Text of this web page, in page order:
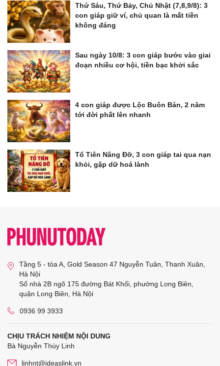
Thứ Sáu, Thứ Bảy, Chủ Nhật (7,8,9/8): 3
con giáp giữ ví, chủ quan là mất tiền
không đáng
Sau ngày 10/8: 3 con giáp bước vào giai
đoạn nhiều cơ hội, tiền bạc khởi sắc
4 con giáp được Lộc Buôn Bán, 2 năm
tới đời phất lên nhanh
Tổ Tiên Nâng Đỡ, 3 con giáp tai qua nạn
khỏi, gặp dữ hoá lành
Tầng 5 - tòa A, Gold Season 47 Nguyễn Tuân, Thanh Xuân,
Hà Nội
Số nhà 2B ngõ 175 đường Bát Khối, phường Long Biên,
quận Long Biên, Hà Nội
0936 99 3933
CHỊU TRÁCH NHIỆM NỘI DUNG
Bà Nguyễn Thùy Linh
linhnt@ideaslink.vn